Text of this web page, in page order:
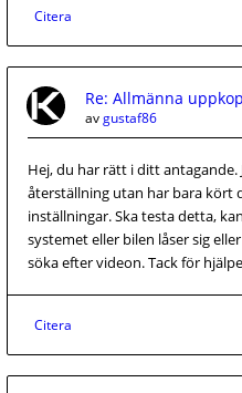
Citera
Re: Allmänna
avgustaf86
Hej, du har rätt i ditt antagande.
återställning utan har bara kört
inställningar. Ska testa detta,
systemet eller bilen låser sig
söka efter videon. Tack för
Citera